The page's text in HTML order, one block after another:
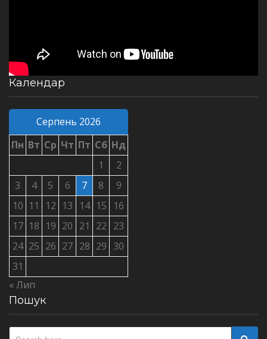
Календар
Серпень 2026
Пн Вт Ср Чт Пт Сб Нд
1
2
3
4 5 6 7 8
9
10 11 12 13 14 15
16
17 18 19 20 21 22 23
24 25 26 27 28 29 30
31
« Лип
Пошук